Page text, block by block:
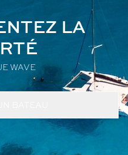
LA
WAVE